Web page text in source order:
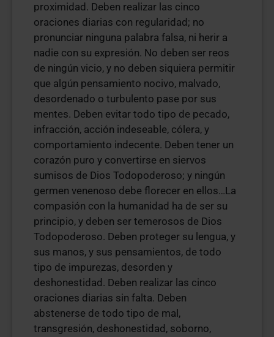
proximidad. Deben realizar las cinco
oraciones diarias con regularidad; no
pronunciar ninguna palabra falsa, ni herir a
nadie con su expresión. No deben ser reos
de ningún vicio, y no deben siquiera permitir
que algún pensamiento nocivo, malvado,
desordenado o turbulento pase por sus
mentes. Deben evitar todo tipo de pecado,
infracción, acción indeseable, cólera, y
comportamiento indecente. Deben tener un
corazón puro y convertirse en siervos
sumisos de Dios Todopoderoso; y ningún
germen venenoso debe florecer en ellos…La
compasión con la humanidad ha de ser su
principio, y deben ser temerosos de Dios
Todopoderoso. Deben proteger su lengua, y
sus manos, y sus pensamientos, de todo
tipo de impurezas, desorden y
deshonestidad. Deben realizar las cinco
oraciones diarias sin falta. Deben
abstenerse de todo tipo de mal,
transgresión, deshonestidad, soborno,